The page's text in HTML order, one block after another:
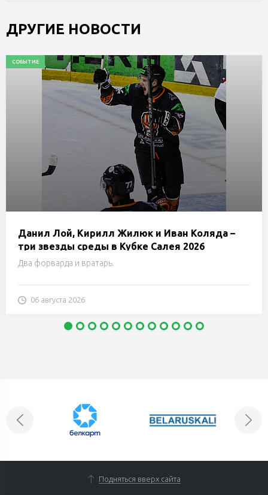
ДРУГИЕ НОВОСТИ
СОБЫТИЕ
Данил Лой, Кирилл Жилюк и Иван Коляда –
три звезды среды в Кубке Салея 2026
Два форварда и вратарь.
06 августа 2026
Подняться вверх сайта